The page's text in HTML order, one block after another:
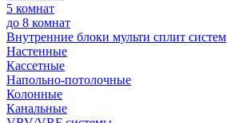
5 комнат
до 8 комнат
Внутренние блоки мульти сплит систем
Настенные
Кассетные
Напольно-потолочные
Колонные
Канальные